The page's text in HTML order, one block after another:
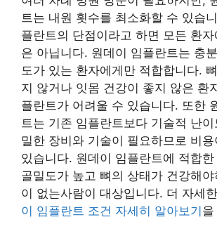
트는 내원 횟수를 최소화할 수 있습
플란트의 단점이라고 하면 모든 환
은 아닙니다. 원데이 임플란트는 충
도가 있는 환자에게만 적합합니다.
지 않거나 잇몸 건강이 좋지 않은 환
플란트가 어려울 수 있습니다. 또한
트는 기존 임플란트보다 기술적 난
밀한 장비와 기술이 필요하므로 비
있습니다. 원데이 임플란트에 적합한
골밀도가 높고 뼈의 상태가 건강해
이 없는사람이 대상입니다. 더 자세
이 임플란트 조건 자세히 알아보기